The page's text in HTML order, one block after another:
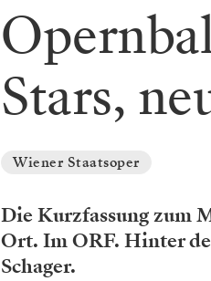
Stars,
Wiener Staatsoper
Die Kurzfassung zum
Ort. Im ORF. Hinter
Schager.